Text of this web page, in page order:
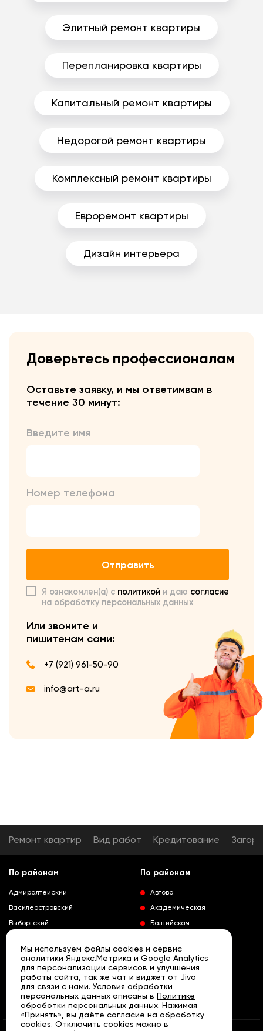
Элитный ремонт квартиры
Перепланировка квартиры
Капитальный ремонт квартиры
Недорогой ремонт квартиры
Комплексный ремонт квартиры
Евроремонт квартиры
Дизайн интерьера
Доверьтесь профессионалам
Оставьте заявку, и мы ответимвам в
течение 30 минут:
Введите имя
Номер телефона
Отправить
Я ознакомлен(а) с политикой и даю согласие
на обработку персональных данных
Или звоните и
пишитенам сами:
+7 (921) 961-50-90
info@art-a.ru
Ремонт квартир Вид работ Кредитование
По районам
Адмиралтейский
Василеостровский
Выборгский
Колпинский
Красногвардейский
Краносельский
Кронштадтский
Курортный
Развернуть
По районам
Автово
Академическая
Балтийская
Выборгская
Гражданский проспект
Девяткино
Кировский завод
Ленинский проспект
Мы используем файлы cookies и сервис
аналитики Яндекс.Метрика и Google Analytics
для персонализации сервисов и улучшения
работы сайта, так же чат и виджет от Jivo
для связи с нами. Условия обработки
персональных данных описаны в Политике
обработки персональных данных. Нажимая
«Принять», вы даёте согласие на обработку
cookies. Отключить cookies можно в